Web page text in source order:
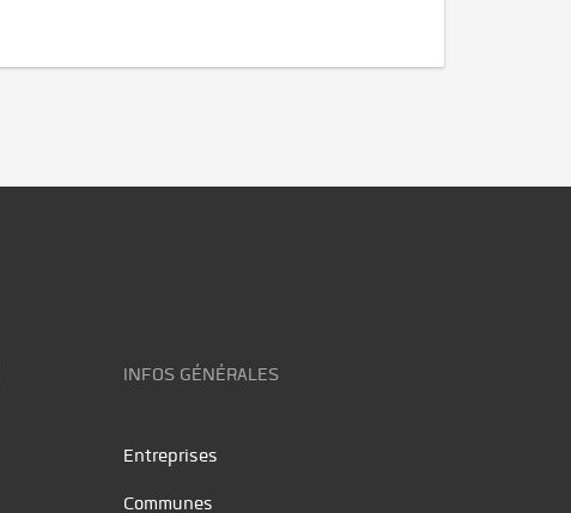
INFOS GÉNÉRALES
Entreprises
Communes